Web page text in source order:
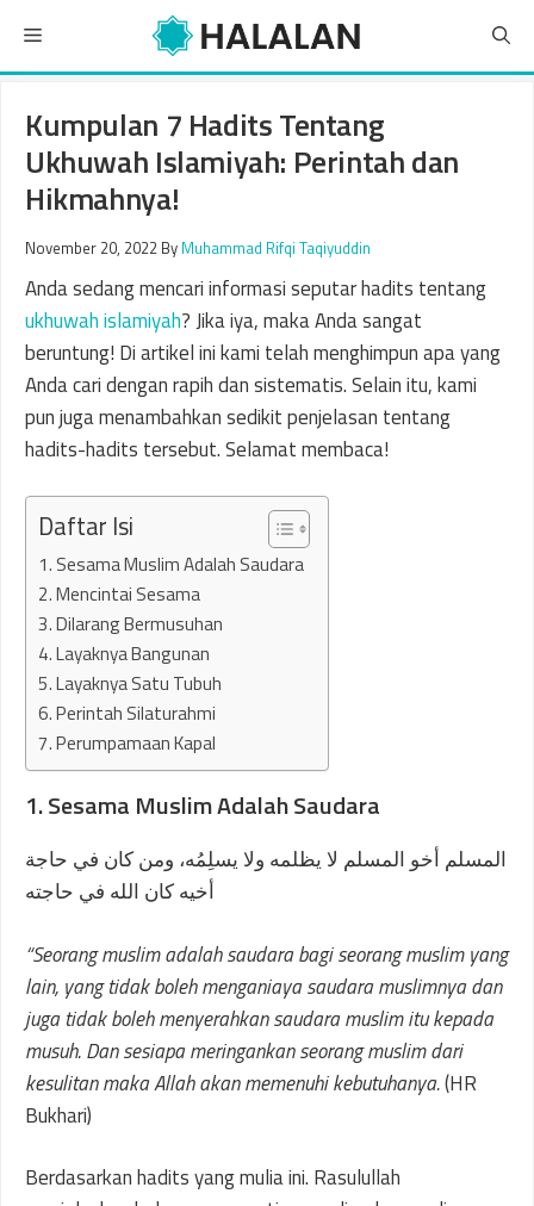
content
Menu
Kumpulan 7 Hadits Tentang
Ukhuwah Islamiyah: Perintah dan
Hikmahnya!
November 20, 2022 By Muhammad Rifqi Taqiyuddin
Anda sedang mencari informasi seputar hadits tentang
ukhuwah islamiyah? Jika iya, maka Anda sangat
beruntung! Di artikel ini kami telah menghimpun apa yang
Anda cari dengan rapih dan sistematis. Selain itu, kami
pun juga menambahkan sedikit penjelasan tentang
hadits-hadits tersebut. Selamat membaca!
Daftar Isi
1. Sesama Muslim Adalah Saudara
2. Mencintai Sesama
3. Dilarang Bermusuhan
4. Layaknya Bangunan
5. Layaknya Satu Tubuh
6. Perintah Silaturahmi
7. Perumpamaan Kapal
1. Sesama Muslim Adalah Saudara
المسلم أخو المسلم لا يظلمه ولا يسلِمُه، ومن كان في حاجة
أخيه كان الله في حاجته
“Seorang muslim adalah saudara bagi seorang muslim yang
lain, yang tidak boleh menganiaya saudara muslimnya dan
juga tidak boleh menyerahkan saudara muslim itu kepada
musuh. Dan sesiapa meringankan seorang muslim dari
kesulitan maka Allah akan memenuhi kebutuhanya.(HR
Bukhari)
Berdasarkan hadits yang mulia ini. Rasulullah